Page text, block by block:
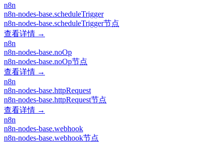
n8n
n8n-nodes-base.scheduleTrigger
n8n-nodes-base.scheduleTrigger节点
查看详情 →
n8n
n8n-nodes-base.noOp
n8n-nodes-base.noOp节点
查看详情 →
n8n
n8n-nodes-base.httpRequest
n8n-nodes-base.httpRequest节点
查看详情 →
n8n
n8n-nodes-base.webhook
n8n-nodes-base.webhook节点